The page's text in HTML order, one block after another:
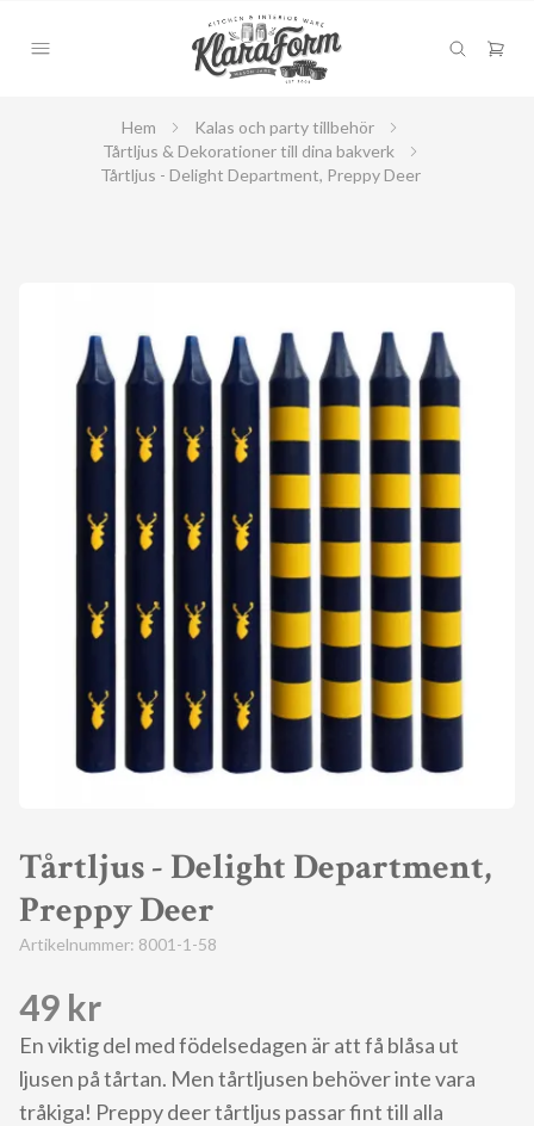
Hem
Kalas och party tillbehör
Tårtljus & Dekorationer till dina bakverk
Tårtljus - Delight Department, Preppy Deer
Tårtljus - Delight Department,
Preppy Deer
Artikelnummer: 8001-1-58
49 kr
En viktig del med födelsedagen är att få blåsa ut
ljusen på tårtan. Men tårtljusen behöver inte vara
tråkiga! Preppy deer tårtljus passar fint till alla